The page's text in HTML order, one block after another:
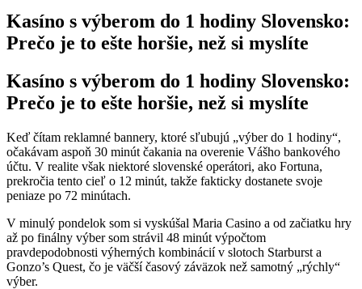
Kasíno s výberom do 1 hodiny Slovensko:
Prečo je to ešte horšie, než si myslíte
Kasíno s výberom do 1 hodiny Slovensko:
Prečo je to ešte horšie, než si myslíte
Keď čítam reklamné bannery, ktoré sľubujú „výber do 1 hodiny“,
očakávam aspoň 30 minút čakania na overenie Vášho bankového
účtu. V realite však niektoré slovenské operátori, ako Fortuna,
prekročia tento cieľ o 12 minút, takže fakticky dostanete svoje
peniaze po 72 minútach.
V minulý pondelok som si vyskúšal Maria Casino a od začiatku hry
až po finálny výber som strávil 48 minút výpočtom
pravdepodobnosti výherných kombinácií v slotoch Starburst a
Gonzo’s Quest, čo je väčší časový záväzok než samotný „rýchly“
výber.